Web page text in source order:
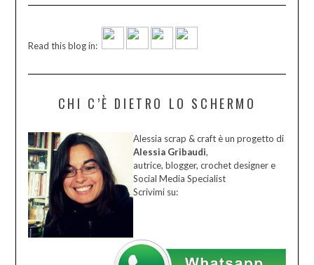
Read this blog in:
CHI C’È DIETRO LO SCHERMO
Alessia scrap & craft è un progetto di
Alessia Gribaudi,
autrice, blogger, crochet designer e
Social Media Specialist
Scrivimi su: